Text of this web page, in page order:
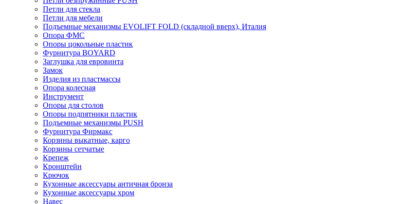
Петли для стекла
Петли для мебели
Подъемные механизмы EVOLIFT FOLD (складной вверх), Италия
Опора ФМС
Опоры цокольные пластик
Фурнитура BOYARD
Заглушка для евровинта
Замок
Изделия из пластмассы
Опора колесная
Инструмент
Опоры для столов
Опоры подпятники пластик
Подъемные механизмы PUSH
Фурнитура Фирмакс
Корзины выкатные, карго
Корзины сетчатые
Крепеж
Кронштейн
Крючок
Кухонные аксессуары античная бронза
Кухонные аксессуары хром
Навес